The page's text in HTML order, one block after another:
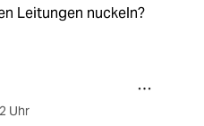
Leitungen nuckeln?
Uhr